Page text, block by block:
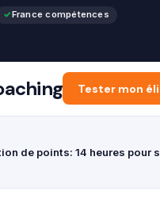
France compétences
Accueil
Tester mon
de points: 14 heures pour